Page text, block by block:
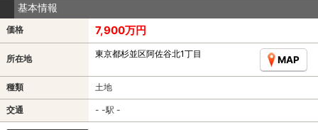
基本情報
価格 7,900万円
所在地 東京都杉並区阿佐谷北1丁目
MAP
種類 土地
交通 - -駅 -